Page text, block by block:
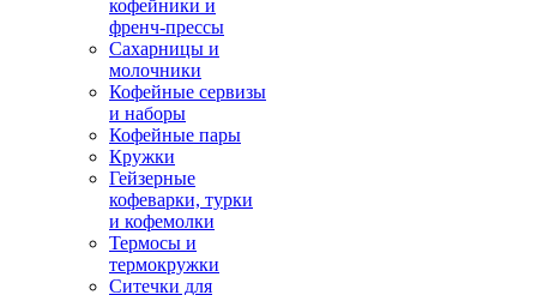
кофейники и
френч-прессы
Сахарницы и
молочники
Кофейные сервизы
и наборы
Кофейные пары
Кружки
Гейзерные
кофеварки, турки
и кофемолки
Термосы и
термокружки
Ситечки для